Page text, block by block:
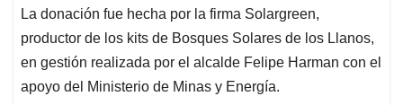
La donación fue hecha por la firma Solargreen,
productor de los kits de Bosques Solares de los Llanos,
en gestión realizada por el alcalde Felipe Harman con el
apoyo del Ministerio de Minas y Energía.